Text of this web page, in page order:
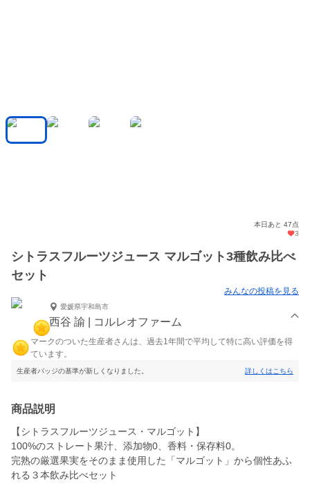
本日あと 47点
3
シトラスフルーツジュース マルゴット3種飲み比べ
セット
みんなの投稿を見る
愛媛県宇和島市
西谷 諭 | コルレオファーム
マークのついた生産者さんは、過去1年間で平均して特に高い評価を得
ています。
生産者バッジの基準が新しくなりました。 詳しくはこちら
商品説明
【シトラスフルーツジュース・マルゴット】
100%のストレート果汁、添加物0、香料・保存料0。
完熟の厳選果実をそのまま使用した「マルゴット」から個性あふ
れる３本飲み比べセット